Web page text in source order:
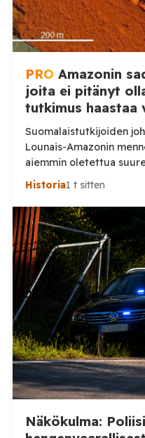
PRO Amazonin
joita ei pitänyt
tutkimus haastaa
Suomalaistutkijoiden
Lounais-Amazonin
aiemmin oletettua
Sademetsän läpi
vasta nyt alkanut
pitkään nähty
eurooppalaisten
ihmisväestö hajallaan
Nature-tiedelehdessä
huomattavasti
Historia1 t sitten
Näkökulma: